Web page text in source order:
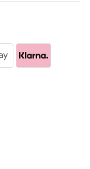
AVIS VÉRIFIÉ
13/05/2024
Klar, es ist
Der Aufbau war
einer gibt den
allem eine klare